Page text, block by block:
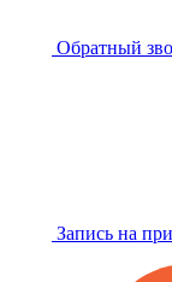
Обратный
Запись на